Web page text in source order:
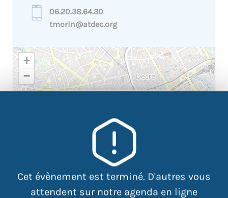
Cet évènement est terminé. D'autres vous
attendent sur notre agenda en ligne
06.20.38.64.30
tmorin@atdec.org
+
−